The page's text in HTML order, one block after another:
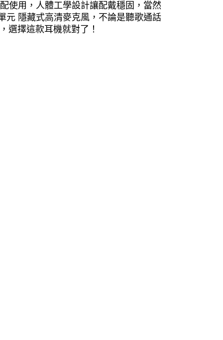
使用，人體工學設計讓配戴穩固，當然
元 隱藏式高清麥克風，不論是聽歌通話
選擇這款耳機就對了！